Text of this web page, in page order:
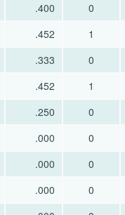
.400 0
.452 1
.333 0
.452 1
.250 0
.000 0
.000 0
.000 0